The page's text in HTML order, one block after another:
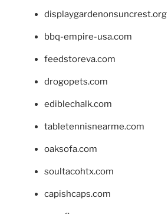
displaygardenonsuncrest.org
bbq-empire-usa.com
feedstoreva.com
drogopets.com
ediblechalk.com
tabletennisnearme.com
oaksofa.com
soultacohtx.com
capishcaps.com